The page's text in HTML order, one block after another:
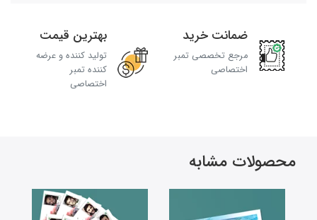
ضمانت خرید
مرجع تخصصی تمبر
اختصاصی
بهترین قیمت
تولید کننده و عرضه
کننده تمبر
اختصاصی
محصولات مشابه